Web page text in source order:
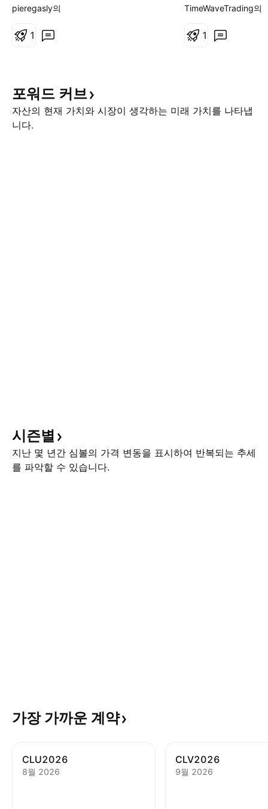
그 힘이 어마어마한 종목 중 하나다
한 변동성을 주지만 결국 20년에 걸
어마어마한 힘을 발산하면서 터졌는
데 결국 2008년 서브프라이임이 터
짐과 동시에 원유는 고점을 찍었다
pieregasly의
1
습니다. 성경말씀
를 막을 수가 없을
커질 것입니다. 여
TimeWaveTrading의
1
포워드 커브
자산의 현재 가치와 시장이 생각하는 미래 가치를 나타냅
니다.
시즌별
지난 몇 년간 심볼의 가격 변동을 표시하여 반복되는 추세
를 파악할 수 있습니다.
가장 가까운 계약
CLU2026
8월 2026
CLV2026
9월 2026